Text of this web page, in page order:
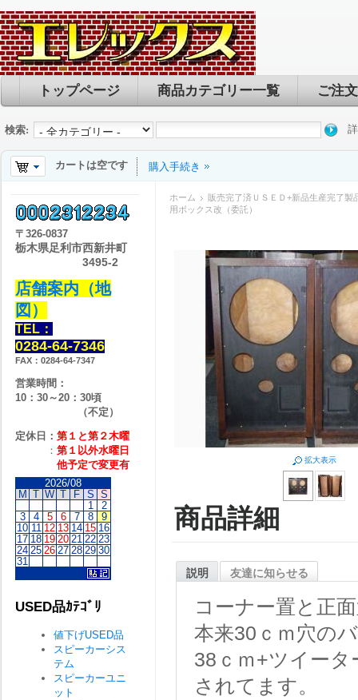
トップページ 商品カテゴリー一覧 ご注
検索:
カートは空です 購入手続き
ホーム
販売完了済ＵＳＥＤ+新品生産完了製
用ボックス改（委託）
拡大表示
商品詳細
説明 友達に知らせる
コーナー置と正
本来30ｃｍ穴の
38ｃｍ+ツイー
されてます。
〒 326-0837
栃木県足利市西新井町
3495-2
店舗案内（地
図）
TEL：
0284-64-7346
FAX：0284-64-7347
営業時間：
10：30～20：30頃
（不定）
定休日： 第１と第２木曜
： 第１以外水曜日
他予定で変更有
2026/08
M T W T F S S
1
2
3
4 5 6 7 8
9
10 11 12 13 14 15 16
17 18 19 20 21 22 23
24 25 26 27 28 29 30
31
USED品ｶﾃｺﾞﾘ
値下げUSED品
スピーカーシス
テム
スピーカーユニ
ット